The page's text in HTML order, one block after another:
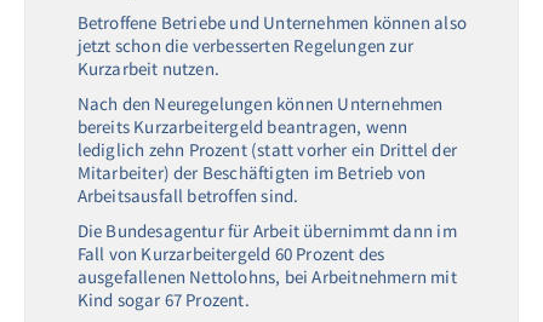
Betroffene Betriebe und Unternehmen können also
jetzt schon die verbesserten Regelungen zur
Kurzarbeit nutzen.
Nach den Neuregelungen können Unternehmen
bereits Kurzarbeitergeld beantragen, wenn
lediglich zehn Prozent (statt vorher ein Drittel der
Mitarbeiter) der Beschäftigten im Betrieb von
Arbeitsausfall betroffen sind.
Die Bundesagentur für Arbeit übernimmt dann im
Fall von Kurzarbeitergeld 60 Prozent des
ausgefallenen Nettolohns, bei Arbeitnehmern mit
Kind sogar 67 Prozent.